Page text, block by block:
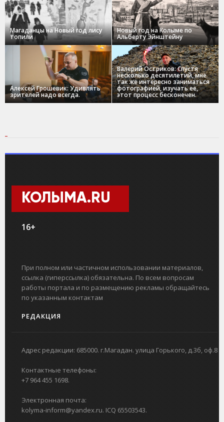
Магаданцы на Новый год лису
топили
Новый год на Колыме по
Альберту Эйнштейну
Алексей Грошевик: Удивлять
зрителей надо всегда.
Валерий Остриков: Спустя
несколько десятилетий, мне
так же интересно заниматься
фотографией, изучать ее,
этот процесс бесконечен.
КОЛЫМА.RU
16+
При полном или частичном использовании материалов,
ссылка (гиперссылка) обязательна. По всем вопросам
работы портала и по размещению рекламы обращайтесь
по указанным контактам
РЕДАКЦИЯ
Адрес редакции: 685000. г.Магадан. улица Горького, д.3б, оф.8
Контактные телефоны:
+7 964 455 1698.
Электронная почта:
kolyma-inform@yandex.ru. ICQ 65503543.